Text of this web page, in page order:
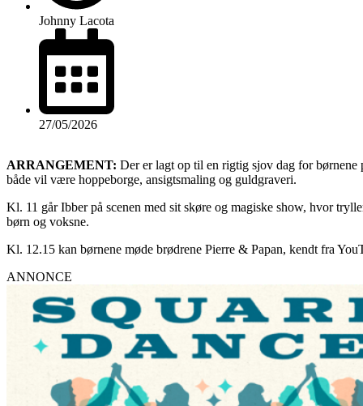
Johnny Lacota
27/05/2026
ARRANGEMENT: Der er lagt op til en rigtig sjov dag for
både vil være hoppeborge, ansigtsmaling og guldgraveri.
Kl. 11 går Ibber på scenen med sit skøre og magiske show, hvor
børn og voksne.
Kl. 12.15 kan børnene møde brødrene Pierre & Papan, kendt fra
ANNONCE